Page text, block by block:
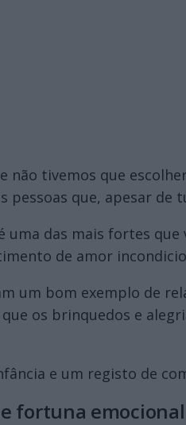
não tivemos que
que, apesar de
das mais fortes
de amor
um bom exemplo de
os brinquedos e
e um registo de
fortuna emocional